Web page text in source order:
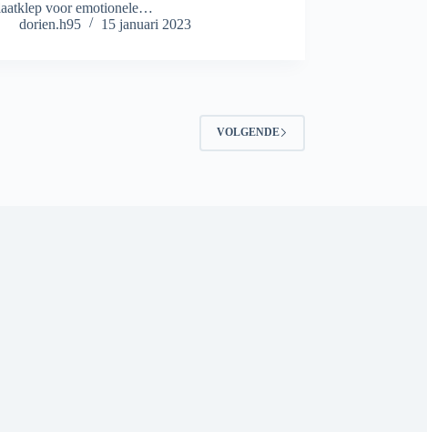
voor emotionele…
dorien.h95
15 januari 2023
VOLGENDE